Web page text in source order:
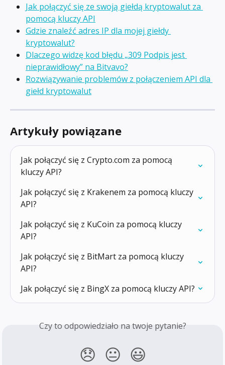
Jak połączyć się ze swoją giełdą kryptowalut za
pomocą kluczy API
Gdzie znaleźć adres IP dla mojej giełdy
kryptowalut?
Dlaczego widzę kod błędu „309 Podpis jest
nieprawidłowy” na Bitvavo?
Rozwiązywanie problemów z połączeniem API dla
giełd kryptowalut
Artykuły powiązane
Jak połączyć się z Crypto.com za pomocą
kluczy API?
Jak połączyć się z Krakenem za pomocą kluczy
API?
Jak połączyć się z KuCoin za pomocą kluczy
API?
Jak połączyć się z BitMart za pomocą kluczy
API?
Jak połączyć się z BingX za pomocą kluczy API?
Czy to odpowiedziało na twoje pytanie?
😞 😐 😃